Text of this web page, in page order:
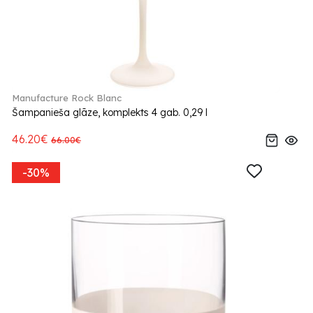
Manufacture Rock Blanc
Šampanieša glāze, komplekts 4 gab. 0,29 l
46.20€ 66.00€
-30%